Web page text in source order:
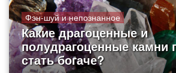
Фэн-шуй и непознанное
Какие драгоценные и
полудрагоценные камни
стать богаче?